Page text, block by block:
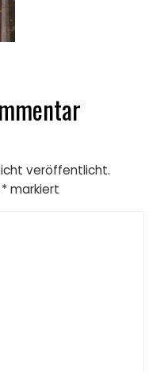
veröffentlicht.
*markiert